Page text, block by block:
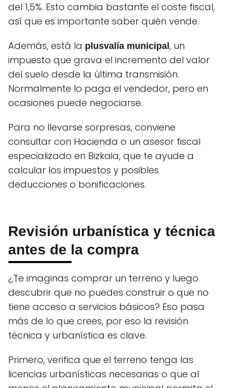
del 1,5%. Esto cambia bastante el coste fiscal,
así que es importante saber quién vende.
Además, está la plusvalía municipal , un
impuesto que grava el incremento del valor
del suelo desde la última transmisión.
Normalmente lo paga el vendedor, pero en
ocasiones puede negociarse.
Para no llevarse sorpresas, conviene
consultar con Hacienda o un asesor fiscal
especializado en Bizkaia, que te ayude a
calcular los impuestos y posibles
deducciones o bonificaciones.
Revisión urbanística y técnica
antes de la compra
¿Te imaginas comprar un terreno y luego
descubrir que no puedes construir o que no
tiene acceso a servicios básicos? Eso pasa
más de lo que crees, por eso la revisión
técnica y urbanística es clave.
Primero, verifica que el terreno tenga las
licencias urbanísticas necesarias o que al